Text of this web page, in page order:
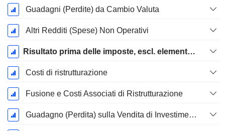
Guadagni (Perdite) da Cambio Valuta
Altri Redditi (Spese) Non Operativi
Risultato prima delle imposte, escl. elementi straordinari
Costi di ristrutturazione
Fusione e Costi Associati di Ristrutturazione
Guadagno (Perdita) sulla Vendita di Investimenti